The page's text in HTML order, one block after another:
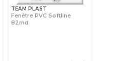
TEAM PLAST
Fenêtre PVC Softline
82md